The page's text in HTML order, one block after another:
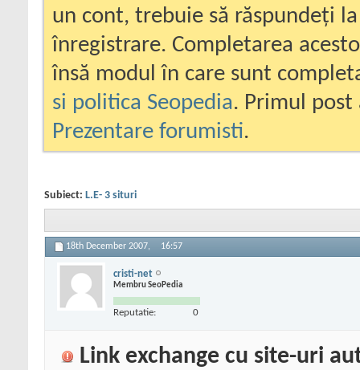
un cont, trebuie să răspundeți
înregistrare. Completarea
însă modul în care sunt
si politica Seopedia. Primul
Prezentare forumisti.
Subiect: L.E- 3 situri
18th December 2007, 16:57
cristi-net
Membru SeoPedia
Reputatie: 0
Link exchange cu site-uri